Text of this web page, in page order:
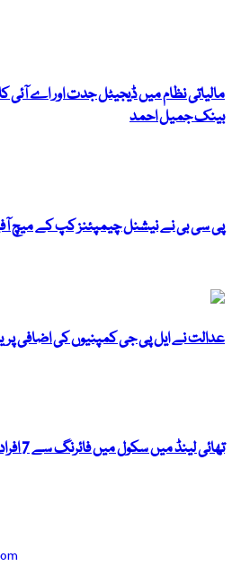
مالیاتی نظام میں ڈیجیٹل جدت اور اے آئی
بینک جمیل احمد
پی سی بی نے نیشنل چیمپئنز کپ کے میچ
عدالت نے ایل پی جی کمپنیوں کی اضافی
تھائی لینڈ میں سکول میں فائرنگ سے 7 افراد ہلاک، 15 زخمی